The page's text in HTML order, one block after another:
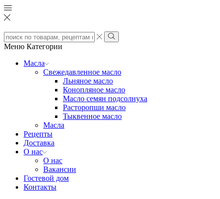
Search
input
Search
Меню Категории
Масла
Свежедавленное масло
Льняное масло
Конопляное масло
Масло семян подсолнуха
Расторопши масло
Тыквенное масло
Масла
Рецепты
Доставка
О нас
О нас
Вакансии
Гостевой дом
Контакты